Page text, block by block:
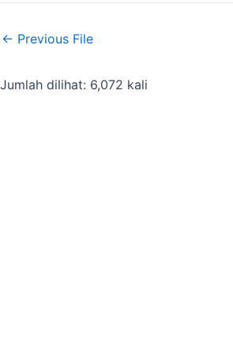
← Previous File
Jumlah dilihat: 6,072 kali